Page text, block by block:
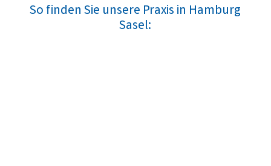
So finden Sie unsere Praxis in Hamburg
Sasel: